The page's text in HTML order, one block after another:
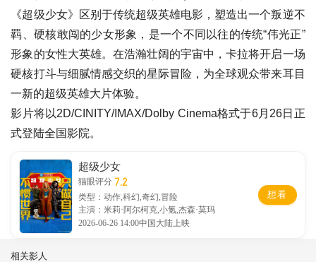
《超级少女》区别于传统超级英雄电影，塑造出一个叛逆不
羁、硬核敢闯的少女形象，是一个不同以往的传统“伟光正”
形象的女性大英雄。在浩瀚壮阔的宇宙中，卡拉将开启一场
硬核打斗与细腻情感交织的星际冒险，为全球观众带来耳目
一新的超级英雄大片体验。
影片将以2D/CINITY/IMAX/Dolby Cinema格式于6月26日正
式登陆全国影院。
超级少女
猫眼评分 7.2
类型：动作,科幻,奇幻,冒险
主演：米莉·阿尔柯克,小氪,杰森·莫玛
2026-06-26 14:00中国大陆上映
想看
相关影人